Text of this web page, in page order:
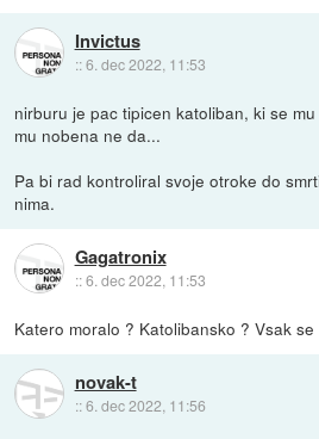
Invictus
::6. dec 2022, 11:53
nirburu je pac tipicen katoliban, ki se
mu nobena ne da...
Pa bi rad kontroliral svoje otroke do
nima.
Gagatronix
::6. dec 2022, 11:53
Katero moralo ? Katolibansko ? Vsak
novak-t
::6. dec 2022, 11:56